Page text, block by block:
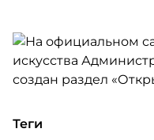
Теги